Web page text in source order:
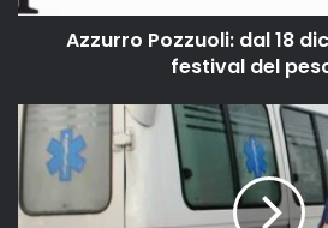
Azzurro Pozzuoli: dal 18
festival del